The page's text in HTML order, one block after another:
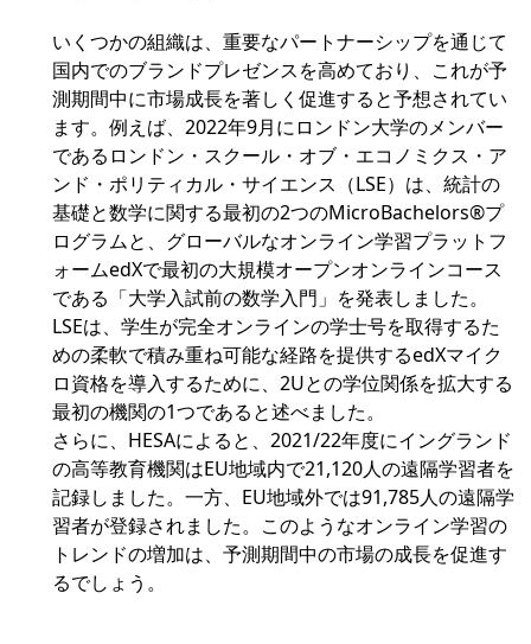
いくつかの組織は、重要なパートナーシップを通じて
国内でのブランドプレゼンスを高めており、これが予
測期間中に市場成長を著しく促進すると予想されてい
ます。例えば、2022年9月にロンドン大学のメンバー
であるロンドン・スクール・オブ・エコノミクス・ア
ンド・ポリティカル・サイエンス（LSE）は、統計の
基礎と数学に関する最初の2つのMicroBachelors®プ
ログラムと、グローバルなオンライン学習プラットフ
ォームedXで最初の大規模オープンオンラインコース
である「大学入試前の数学入門」を発表しました。
LSEは、学生が完全オンラインの学士号を取得するた
めの柔軟で積み重ね可能な経路を提供するedXマイク
ロ資格を導入するために、2Uとの学位関係を拡大する
最初の機関の1つであると述べました。
さらに、HESAによると、2021/22年度にイングランド
の高等教育機関はEU地域内で21,120人の遠隔学習者を
記録しました。一方、EU地域外では91,785人の遠隔学
習者が登録されました。このようなオンライン学習の
トレンドの増加は、予測期間中の市場の成長を促進す
るでしょう。